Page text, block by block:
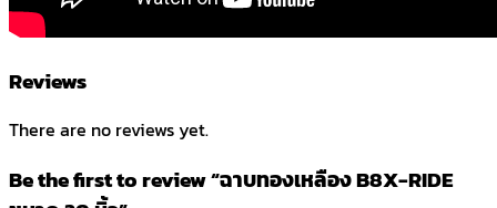
Reviews
There are no reviews yet.
Be the first to review “ฉาบทองเหลือง B8X-RIDE